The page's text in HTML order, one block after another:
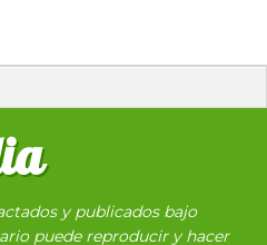
y publicados bajo
puede reproducir y hacer